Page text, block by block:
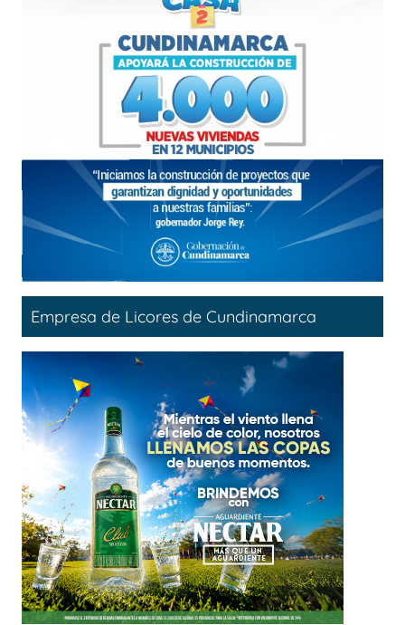
Empresa de Licores de Cundinamarca